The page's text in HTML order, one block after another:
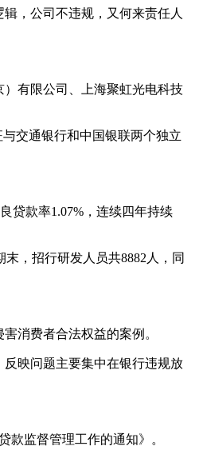
，公司不违规，又何来责任人
有限公司、上海聚虹光电科技
交通银行和中国银联两个独立
贷款率1.07%，连续四年持续
，招行研发人员共8882人，同
消费者合法权益的案例。
反映问题主要集中在银行违规放
款监督管理工作的通知》。